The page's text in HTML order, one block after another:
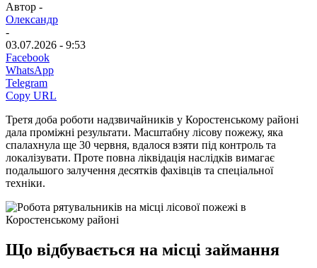
Автор -
Олександр
-
03.07.2026 - 9:53
Facebook
WhatsApp
Telegram
Copy URL
Третя доба роботи надзвичайників у Коростенському районі
дала проміжні результати. Масштабну лісову пожежу, яка
спалахнула ще 30 червня, вдалося взяти під контроль та
локалізувати. Проте повна ліквідація наслідків вимагає
подальшого залучення десятків фахівців та спеціальної
техніки.
Що відбувається на місці займання